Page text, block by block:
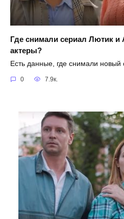
Где снимали сериал Лютик и
актеры?
Есть данные, где снимали новый
0 7.9к.